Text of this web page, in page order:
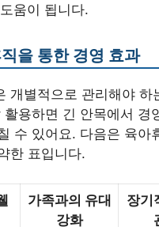
도움이 됩니다.
을 통한 경영 효과
개별적으로 관리해야 하
활용하면 긴 안목에서 경
수 있어요. 다음은 육아
한 표입니다.
가족과의 유대
강화
장기